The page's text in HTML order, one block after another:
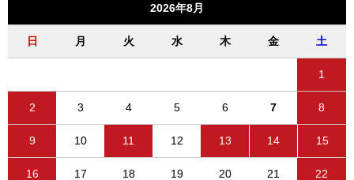
2026年8月
日 月 火 水 木 金 土
1
2 3 4 5 6 7 8
9 10 11 12 13 14 15
16 17 18 19 20 21 22